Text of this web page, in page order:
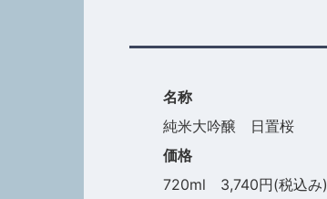
名称
純米大吟醸 日置桜
価格
720ml 3,740円(税込み)